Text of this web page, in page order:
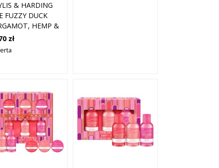
& HARDING
FUZZY DUCK
HEMP &
zł